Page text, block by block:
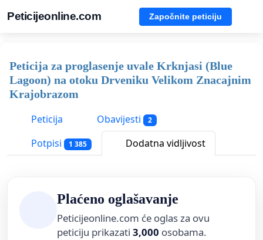
Peticijeonline.com Započnite peticiju
Peticija za proglasenje uvale Krknjasi (Blue
Lagoon) na otoku Drveniku Velikom Znacajnim
Krajobrazom
Peticija
Obavijesti 2
Potpisi 1 385 Dodatna vidljivost
Plaćeno oglašavanje
Peticijeonline.com će oglas za ovu
peticiju prikazati 3,000 osobama.